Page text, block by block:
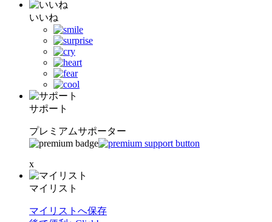
いいね
サポート
プレミアムサポーター
x
マイリスト
マイリストへ保存